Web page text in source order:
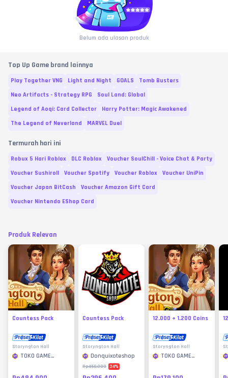
Belum ada ulasan produk
Top Up Game brand lainnya
Play Together VNG Light and Night GOALS
Tomb Busters
Neo Artifacts - Strategy RPG
Soul Land: Global
Legend of Aoqi: Card Collector
Harry Potter: Magic Awakened
The Legend of Neverland
MARVEL Duel
Termurah hari ini
Robux 5 Hari Roblox DLC Roblox
Voucher SoulChill - Voice Chat & Party
Voucher Sushiroll
Voucher Spotify Voucher Roblox
Voucher UniPin
Voucher Japan BitCash
Voucher Amazon Gift Card
Voucher Nintendo EShop Card
Produk Relevan
Countess Pack
Storyngton Hall
TOKO GAME
Countess Pack
Storyngton Hall
Donquixoteshop
Rp450.000 34%
12.000 + 1.200 Coins
Storyngton Hall
TOKO GAME